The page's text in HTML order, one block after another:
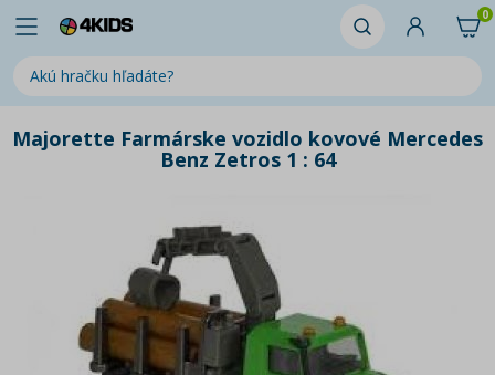
0
Majorette Farmárske vozidlo kovové Mercedes
Benz Zetros 1 : 64